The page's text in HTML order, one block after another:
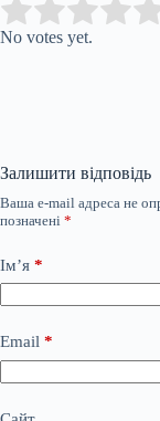
Rate this item:
No votes yet.
Залишити відповідь
Ваша e-mail адреса не
позначені *
Ім’я *
Email *